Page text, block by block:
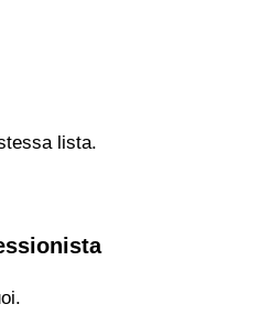
lista.